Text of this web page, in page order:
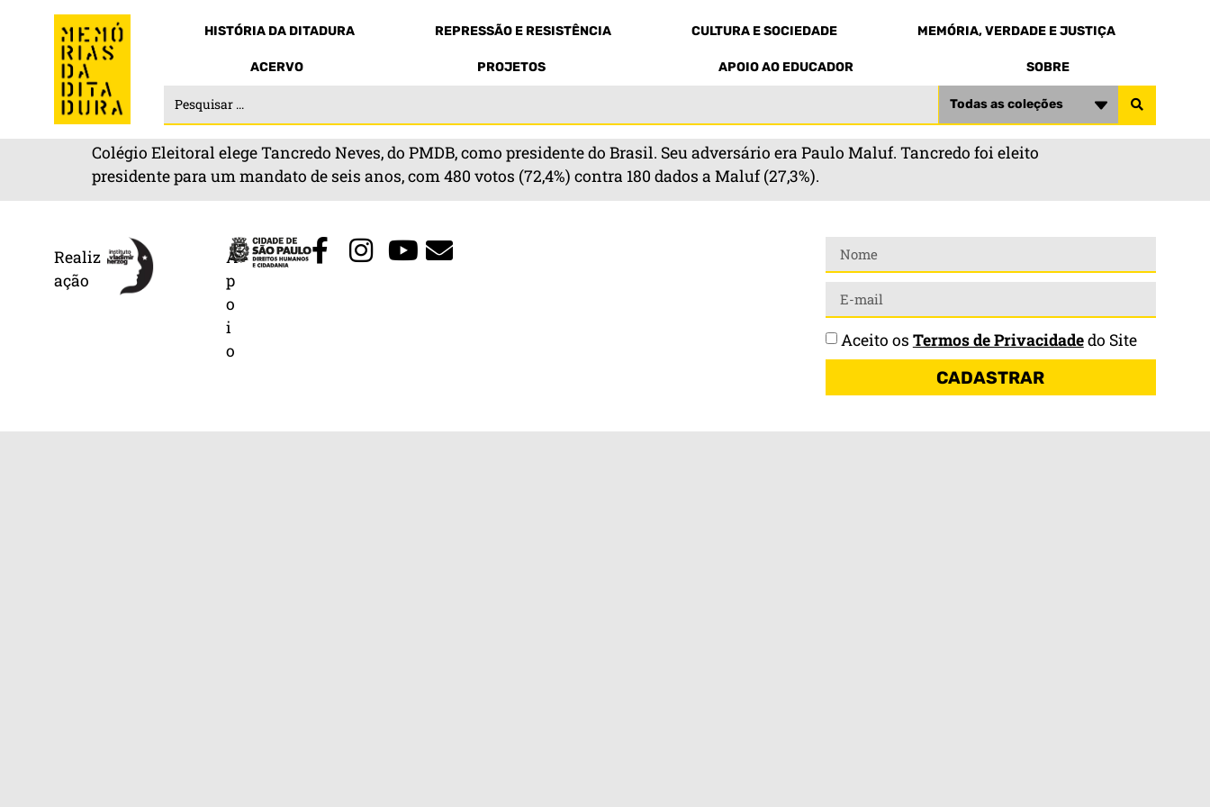
HISTÓRIA DA DITADURA REPRESSÃO E RESISTÊNCIA CULTURA E SOCIEDADE MEMÓRIA, VERDADE E JUSTIÇA
ACERVO PROJETOS APOIO AO EDUCADOR SOBRE
Todas as coleções
Colégio Eleitoral elege Tancredo Neves, do PMDB, como presidente do Brasil. Seu adversário era Paulo Maluf. Tancredo foi eleito
presidente para um mandato de seis anos, com 480 votos (72,4%) contra 180 dados a Maluf (27,3%).
Realiz
ação
A
p
o
i
o
Aceito os Termos de Privacidadedo Site
CADASTRAR